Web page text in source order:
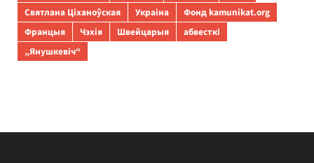
Святлана Ціханоўская
Украіна
Фонд kamunikat.org
Францыя
Чэхія Швейцарыя
абвесткі
„Янушкевіч“